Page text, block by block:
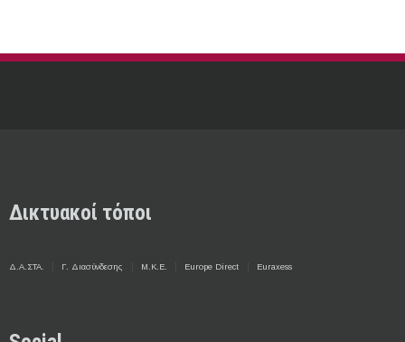
Δικτυακοί τόποι
Δ.Α.ΣΤΑ. Γ. Διασύνδεσης Μ.Κ.Ε. Europe Direct Euraxess